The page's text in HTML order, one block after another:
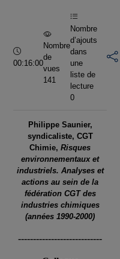
vidéo
Durée :
00:16:00
Nombre
de
vues
141
Nombre
d’ajouts
dans
une
liste de
lecture
0
Philippe Saunier,
syndicaliste, CGT
Chimie, Risques
environnementaux et
industriels. Analyses et
actions au sein de la
fédération CGT des
industries chimiques
(années 1990-2000)
----------------------------